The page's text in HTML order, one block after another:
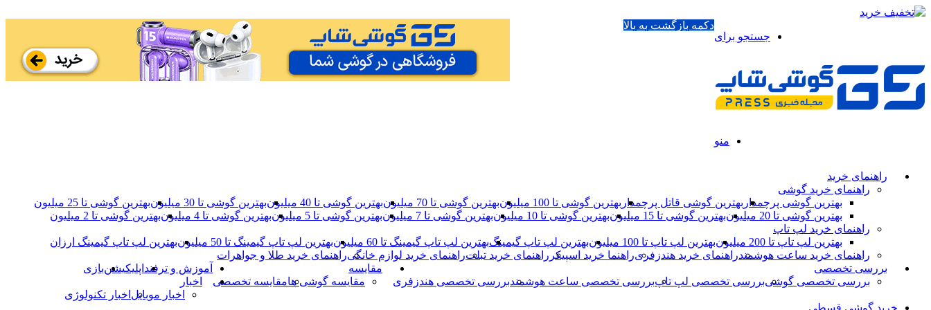
جستجو برای
منو
راهنمای خرید
راهنمای خرید گوشی
بهترین گوشی پرچمدار بهترین گوشی قاتل پرچمدار بهترین گوشی تا 100 میلیون بهترین گوشی تا 70 میلیون بهترین گوشی تا 40 میلیون بهترین گوشی تا 30 میلیون
بهترین گوشی تا 25 میلیون
بهترین گوشی تا 20 میلیون
بهترین گوشی تا 15 میلیون بهترین گوشی تا 10 میلیون بهترین گوشی تا 7 میلیون بهترین گوشی تا 5 میلیون بهترین گوشی تا 4 میلیون
بهترین گوشی‌ تا 2 میلیون
راهنمای خرید لپ تاپ
بهترین لپ تاپ تا 200 میلیون
بهترین لپ تاپ تا 100 میلیون بهترین لپ تاپ گیمینگبهترین لپ تاپ گیمینگ تا 60 میلیون بهترین لپ تاپ گیمینگ تا 50 میلیون
بهترین لپ تاپ گیمینگ ارزان
راهنمای خرید ساعت هوشمندراهنمای خرید هندزفریراهنما خرید اسپیکر راهنمای خرید تبلتراهنمای خرید لوازم خانگیراهنمای خرید طلا و جواهرات
بررسی تخصصی
بررسی تخصصی گوشیبررسی تخصصی لپ تاپبررسی تخصصی ساعت هوشمندبررسی تخصصی هندزفری
مقایسه
مقایسه گوشی هامقایسه تخصصی
آموزش و ترفند اپلیکیشنبازی
اخبار
اخبار موبایل اخبار تکنولوژی
خرید گوشی قسطی
دکمه بازگشت به بالا